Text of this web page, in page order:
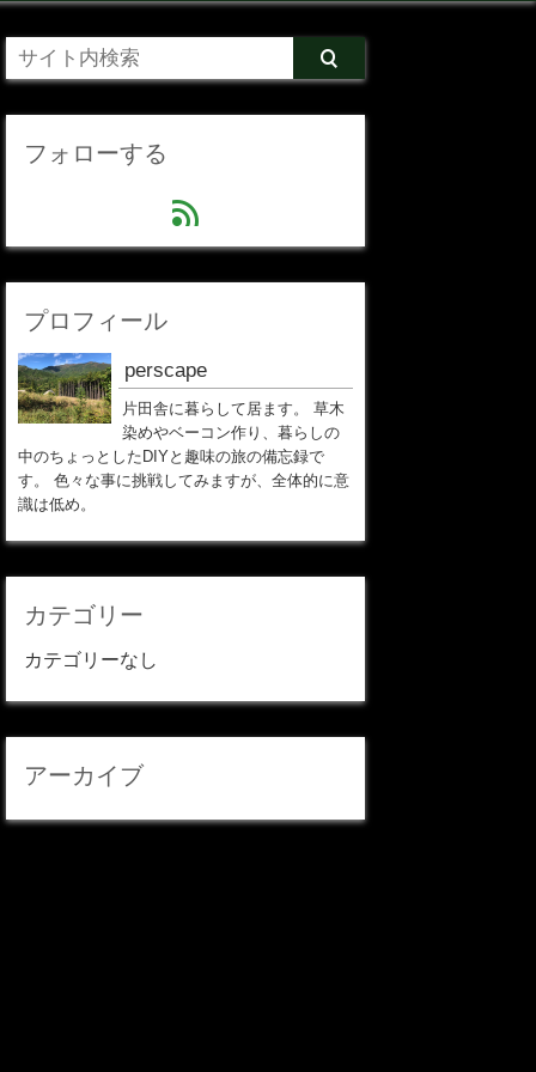
フォローする
feed
プロフィール
perscape
片田舎に暮らして居ます。 草木
染めやベーコン作り、暮らしの
中のちょっとしたDIYと趣味の旅の備忘録で
す。 色々な事に挑戦してみますが、全体的に意
識は低め。
カテゴリー
カテゴリーなし
アーカイブ